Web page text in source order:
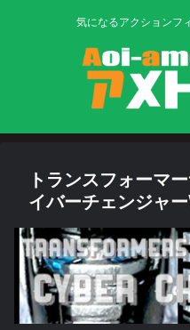
気になるアクションフ
トランスフォーマ
イバーチェンジャ